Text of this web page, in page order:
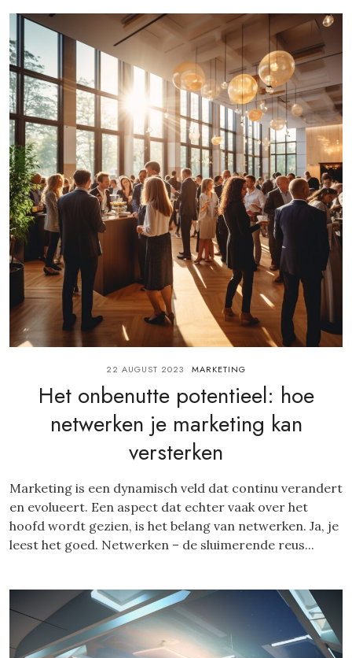
22 AUGUST 2023 MARKETING
Het onbenutte potentieel: hoe
netwerken je marketing kan
versterken
Marketing is een dynamisch veld dat continu verandert
en evolueert. Een aspect dat echter vaak over het
hoofd wordt gezien, is het belang van netwerken. Ja, je
leest het goed. Netwerken – de sluimerende reus...